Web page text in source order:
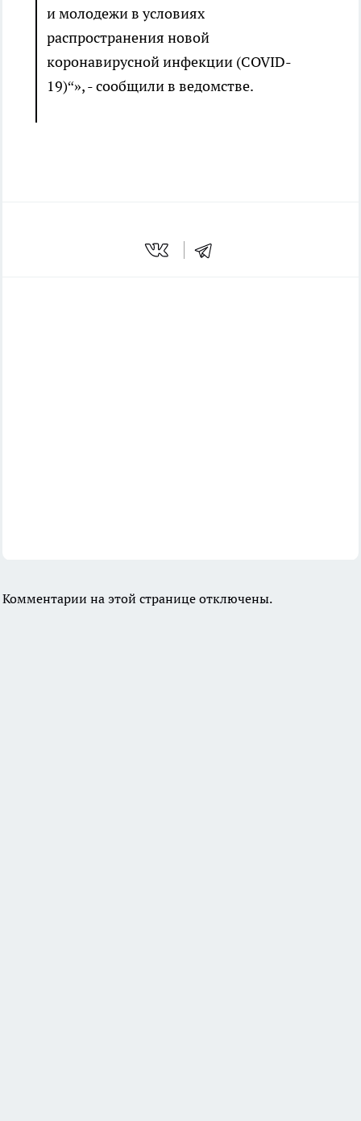
и молодежи в условиях
распространения новой
коронавирусной инфекции (COVID-
19)“», - сообщили в ведомстве.
Комментарии на этой странице отключены.